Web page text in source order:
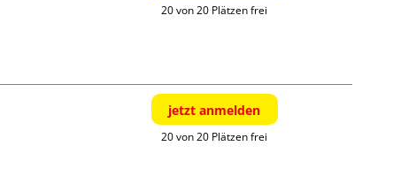
20 von 20 Plätzen frei
jetzt anmelden
20 von 20 Plätzen frei